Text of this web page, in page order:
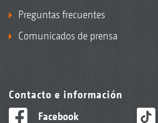
Preguntas frecuentes
Comunicados de prensa
Contacto e información
Facebook